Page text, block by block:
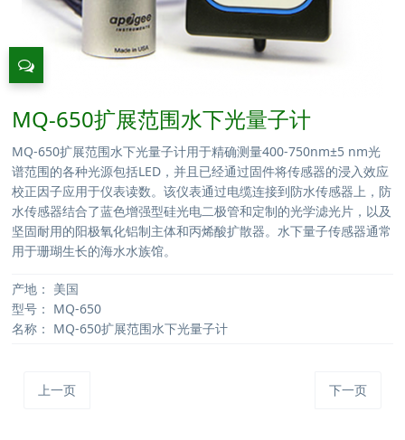
MQ-650扩展范围水下光量子计
MQ-650扩展范围水下光量子计用于精确测量400-750nm±5 nm光
谱范围的各种光源包括LED，并且已经通过固件将传感器的浸入效应
校正因子应用于仪表读数。该仪表通过电缆连接到防水传感器上，防
水传感器结合了蓝色增强型硅光电二极管和定制的光学滤光片，以及
坚固耐用的阳极氧化铝制主体和丙烯酸扩散器。水下量子传感器通常
用于珊瑚生长的海水水族馆。
产地： 美国
型号： MQ-650
名称： MQ-650扩展范围水下光量子计
上一页 下一页